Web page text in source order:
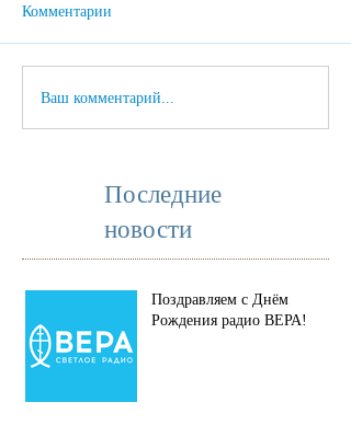
Комментарии
Ваш комментарий...
Последние
новости
Поздравляем с Днём
Рождения радио ВЕРА!